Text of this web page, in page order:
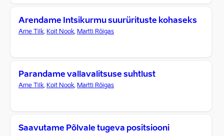
Arendame Intsikurmu suurürituste kohaseks
Arne Tilk, Koit Nook, Martti Rõigas
Parandame vallavalitsuse suhtlust
Arne Tilk, Koit Nook, Martti Rõigas
Saavutame Põlvale tugeva positsiooni